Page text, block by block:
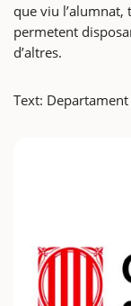
que viu l’alumnat,
permetent
d’altres.
Text: Departament